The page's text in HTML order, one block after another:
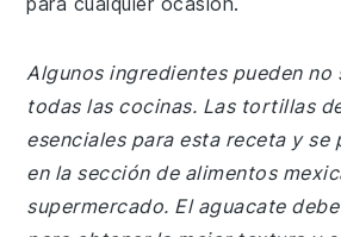
Algunos ingredientes pueden no
todas las cocinas. Las tortillas
esenciales para esta receta y se
en la sección de alimentos
supermercado. El aguacate